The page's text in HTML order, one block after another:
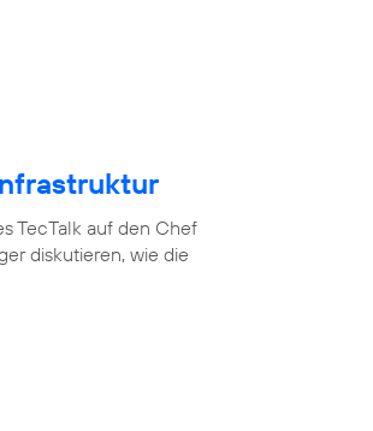
TecTalk auf den Chef
diskutieren, wie die